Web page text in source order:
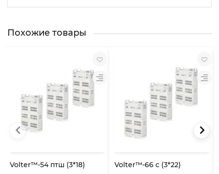
Похожие товары
Volter™-54 птш (3*18) Volter™-66 с (3*22)